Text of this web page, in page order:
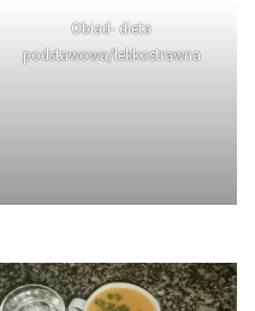
Obiad- dieta
podstawowa/lekkostrawna